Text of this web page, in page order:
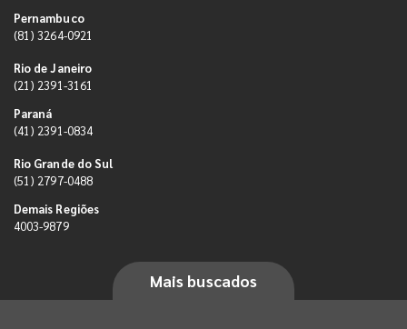
Pernambuco
(81) 3264-0921
Rio de Janeiro
(21) 2391-3161
Paraná
(41) 2391-0834
Rio Grande do Sul
(51) 2797-0488
Demais Regiões
4003-9879
Mais buscados